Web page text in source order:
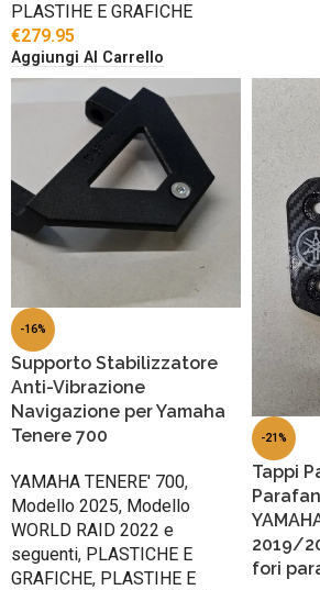
PLASTIHE E GRAFICHE
€279.95
Aggiungi Al Carrello
-16%
Supporto Stabilizzatore
Anti-Vibrazione
Navigazione per Yamaha
Tenere 700
YAMAHA TENERE' 700,
Modello 2025, Modello
WORLD RAID 2022 e
seguenti, PLASTICHE E
GRAFICHE, PLASTIHE E
-21%
Tappi
2019/
fori